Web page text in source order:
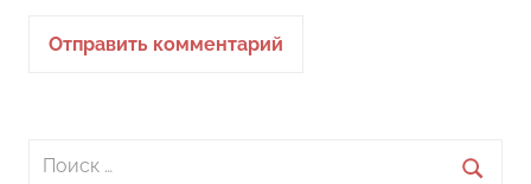
Поиск